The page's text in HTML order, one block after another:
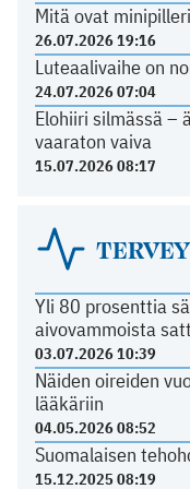
Mitä ovat
26.07.2026 19:16
Luteaalivaihe on
24.07.2026 07:04
Elohiiri silmässä –
vaaraton vaiva
15.07.2026 08:17
Yli 80 prosenttia
aivovammoista
03.07.2026 10:39
Näiden oireiden
lääkäriin
04.05.2026 08:52
Suomalaisen
15.12.2025 08:19